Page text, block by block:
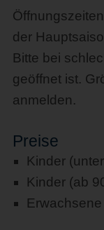
der
Bitte bei
geöffnet ist.
anmelden.
Preise
Kinder
Kinder (ab